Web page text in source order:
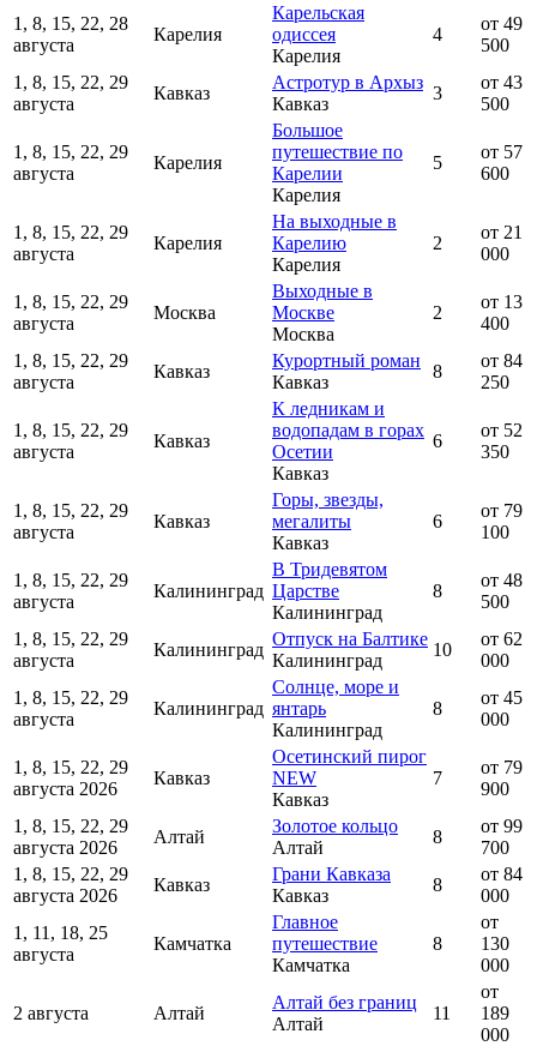
1, 8, 15, 22, 28
августа
Карелия
Карельская
одиссея
Карелия
4
от 49
500
1, 8, 15, 22, 29
августа
Кавказ
Астротур в Архыз
Кавказ
3
от 43
500
1, 8, 15, 22, 29
августа
Карелия
Большое
путешествие по
Карелии
Карелия
5
от 57
600
1, 8, 15, 22, 29
августа
Карелия
На выходные в
Карелию
Карелия
2
от 21
000
1, 8, 15, 22, 29
августа
Москва
Выходные в
Москве
Москва
2
от 13
400
1, 8, 15, 22, 29
августа
Кавказ
Курортный роман
Кавказ
8
от 84
250
1, 8, 15, 22, 29
августа
Кавказ
К ледникам и
водопадам в горах
Осетии
Кавказ
6
от 52
350
1, 8, 15, 22, 29
августа
Кавказ
Горы, звезды,
мегалиты
Кавказ
6
от 79
100
1, 8, 15, 22, 29
августа
Калининград
В Тридевятом
Царстве
Калининград
8
от 48
500
1, 8, 15, 22, 29
августа
Калининград
Отпуск на Балтике
Калининград
10
от 62
000
1, 8, 15, 22, 29
августа
Калининград
Солнце, море и
янтарь
Калининград
8
от 45
000
1, 8, 15, 22, 29
августа 2026
Кавказ
Осетинский пирог
NEW
Кавказ
7
от 79
900
1, 8, 15, 22, 29
августа 2026
Алтай
Золотое кольцо
Алтай
8
от 99
700
1, 8, 15, 22, 29
августа 2026
Кавказ
Грани Кавказа
Кавказ
8
от 84
000
1, 11, 18, 25
августа
Камчатка
Главное
путешествие
Камчатка
8
от
130
000
2 августа Алтай
Алтай без границ
Алтай
11
от
189
000